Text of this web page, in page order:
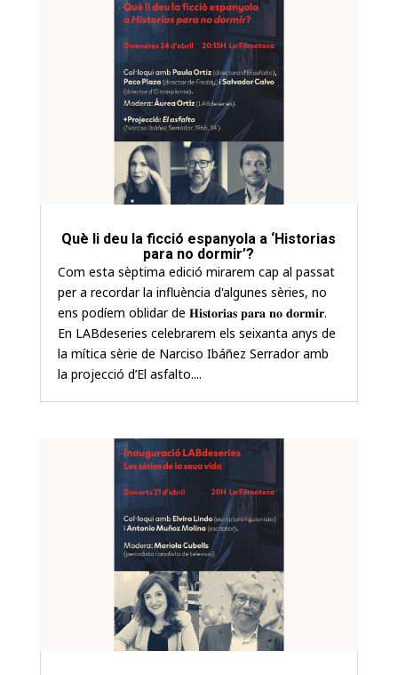
Què li deu la ficció espanyola a ‘Historias
para no dormir’?
Com esta sèptima edició mirarem cap al passat
per a recordar la influència d'algunes sèries, no
ens podíem oblidar de 𝐇𝐢𝐬𝐭𝐨𝐫𝐢𝐚𝐬 𝐩𝐚𝐫𝐚 𝐧𝐨 𝐝𝐨𝐫𝐦𝐢𝐫.
En LABdeseries celebrarem els seixanta anys de
la mítica sèrie de Narciso Ibáñez Serrador amb
la projecció d’El asfalto....